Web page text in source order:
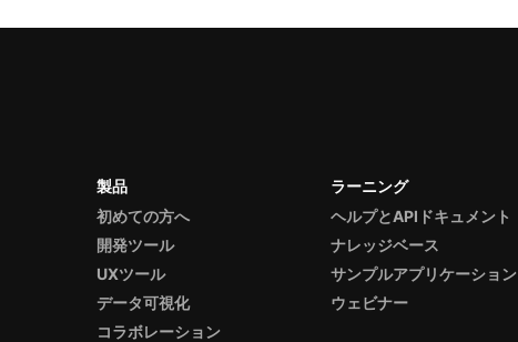
製品
初めての方へ
開発ツール
UXツール
データ可視化
コラボレーション
ラーニング
ヘルプとAPIドキュメント
ナレッジベース
サンプルアプリケーション
ウェビナー